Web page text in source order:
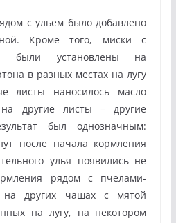
с ульем было добавлено
Кроме того, миски с
были установлены на
в разных местах на лугу
листы наносилось масло
другие листы – другие
был однозначным:
после начала кормления
улья появились не
рядом с пчелами-
других чашах с мятой
на лугу, на некотором